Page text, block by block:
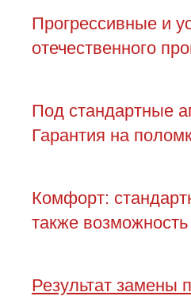
Прогрессивные и
отечественного
Под стандартные
Гарантия на
Комфорт:
также
Результат замены